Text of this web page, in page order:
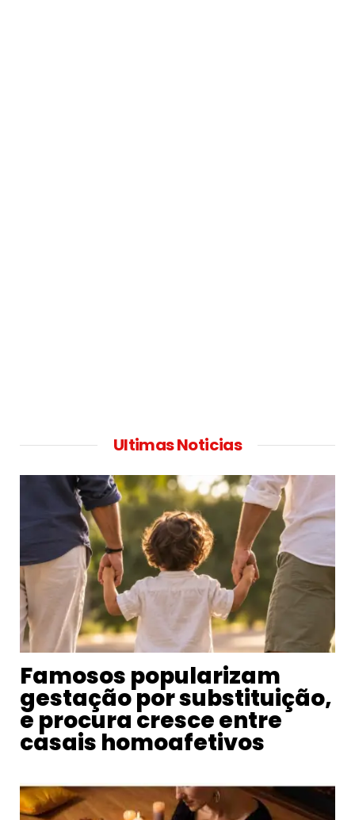
Ultimas Noticias
Famosos popularizam
gestação por substituição,
e procura cresce entre
casais homoafetivos